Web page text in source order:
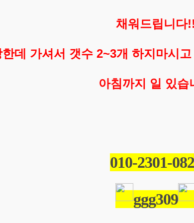
채워드립니다!!
데 가셔서 갯수 2~3개 하지마시
아침까지 일 있습
010-2301-
ggg309